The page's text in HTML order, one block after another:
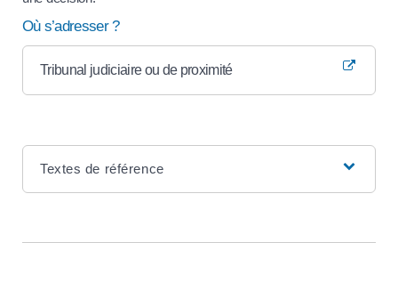
Où s’adresser ?
Tribunal judiciaire ou de proximité
Textes de référence